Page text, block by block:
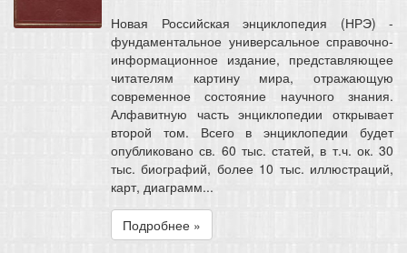
Новая Российская энциклопедия (НРЭ) -
фундаментальное универсальное справочно-
информационное издание, представляющее
читателям картину мира, отражающую
современное состояние научного знания.
Алфавитную часть энциклопедии открывает
второй том. Всего в энциклопедии будет
опубликовано св. 60 тыс. статей, в т.ч. ок. 30
тыс. биографий, более 10 тыс. иллюстраций,
карт, диаграмм...
Подробнее »